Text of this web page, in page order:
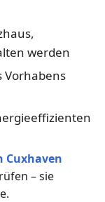
werden
Vorhabens
Cuxhaven
– sie